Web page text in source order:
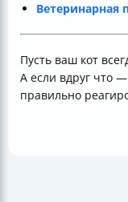
Пусть ваш кот
А если вдруг что
правильно